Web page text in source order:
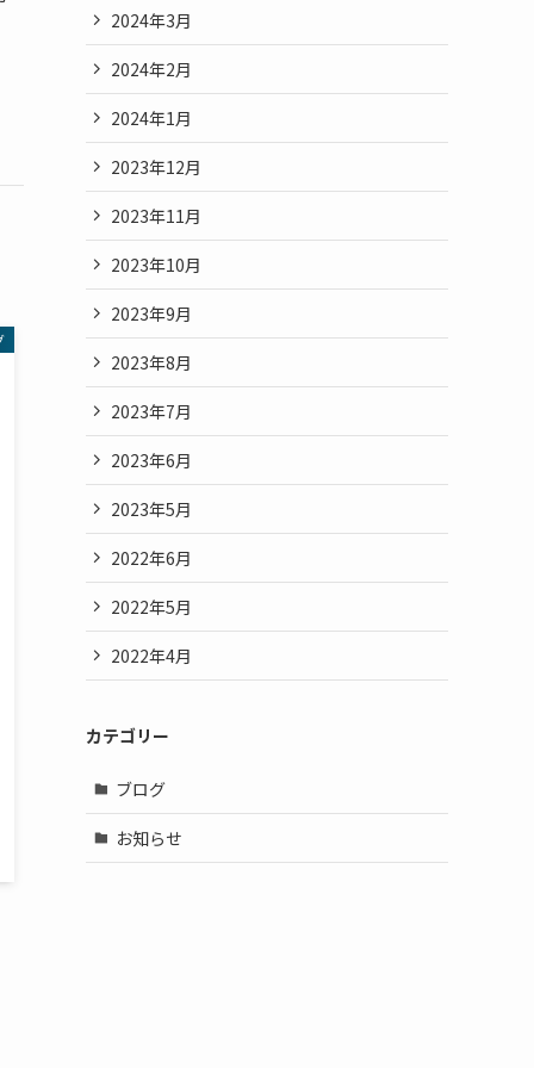
2024年3月
2024年2月
2024年1月
2023年12月
2023年11月
2023年10月
2023年9月
2023年8月
2023年7月
2023年6月
2023年5月
2022年6月
2022年5月
2022年4月
カテゴリー
ブログ
お知らせ